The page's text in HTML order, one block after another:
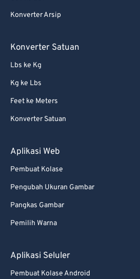
Konverter Arsip
Konverter Satuan
Lbs ke Kg
Kg ke Lbs
Feet ke Meters
Konverter Satuan
Aplikasi Web
Pembuat Kolase
Pengubah Ukuran Gambar
Pangkas Gambar
Pemilih Warna
Aplikasi Seluler
Pembuat Kolase Android